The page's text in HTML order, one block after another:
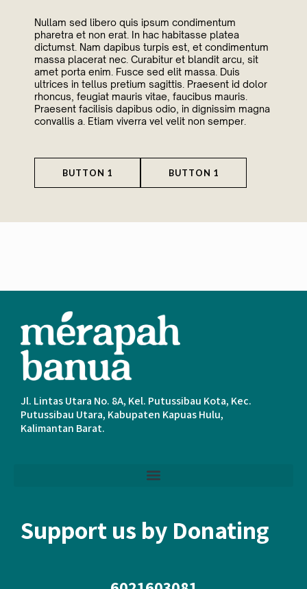
Nullam sed libero quis ipsum condimentum
pharetra et non erat. In hac habitasse platea
dictumst. Nam dapibus turpis est, et condimentum
massa placerat nec. Curabitur et blandit arcu, sit
amet porta enim. Fusce sed elit massa. Duis
ultrices in tellus pretium sagittis. Praesent id dolor
rhoncus, feugiat mauris vitae, faucibus mauris.
Praesent facilisis dapibus odio, in dignissim magna
convallis a. Etiam viverra vel velit non semper.
BUTTON 1 BUTTON 1
Jl. Lintas Utara No. 8A, Kel. Putussibau Kota, Kec.
Putussibau Utara, Kabupaten Kapuas Hulu,
Kalimantan Barat.
Support us by Donating